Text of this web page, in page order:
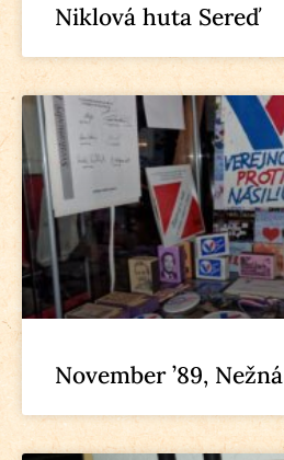
Niklová huta Sereď
November ’89,